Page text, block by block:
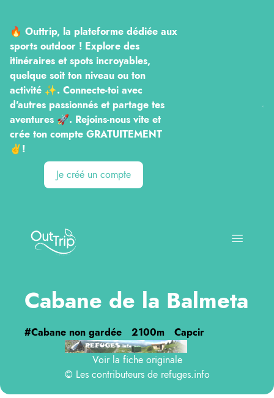
🔥 Outtrip, la plateforme dédiée aux
sports outdoor ! Explore des
itinéraires et spots incroyables,
quelque soit ton niveau ou ton
activité ✨. Connecte-toi avec
d'autres passionnés et partage tes
aventures 🚀. Rejoins-nous vite et
crée ton compte GRATUITEMENT
✌️!
Je créé un compte
Outtrip
Open
Cabane de la Balmeta
#Cabane non gardée 2100m
Capcir
Voir la fiche originale
© Les contributeurs de refuges.info